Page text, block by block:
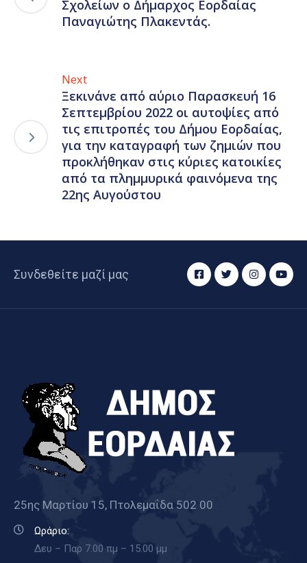
Σχολείων ο Δήμαρχος Εορδαίας
Παναγιώτης Πλακεντάς.
Next
Ξεκινάνε από αύριο Παρασκευή 16
Σεπτεμβρίου 2022 οι αυτοψίες από
τις επιτροπές του Δήμου Εορδαίας,
για την καταγραφή των ζημιών που
προκλήθηκαν στις κύριες κατοικίες
από τα πλημμυρικά φαινόμενα της
22ης Αυγούστου
Συνδεθείτε μαζί μας
25ης Μαρτίου 15, Πτολεμαΐδα 502 00
Ωράριο:
Δευ – Παρ 7.00 πμ – 15.00 μμ